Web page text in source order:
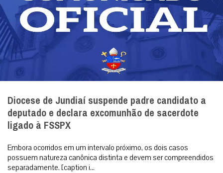
Diocese de Jundiaí suspende padre candidato a
deputado e declara excomunhão de sacerdote
ligado à FSSPX
Embora ocorridos em um intervalo próximo, os dois casos
possuem natureza canônica distinta e devem ser compreendidos
separadamente. [caption i...